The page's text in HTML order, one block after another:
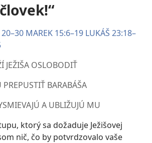
20–30 MAREK 15:6–19 LUKÁŠ 23:18–
JEŽIŠA OSLOBODIŤ
BARABÁŠA
A UBLIŽUJÚ MU
ktorý sa dožaduje Ježišovej
nič, čo by potvrdzovalo vaše